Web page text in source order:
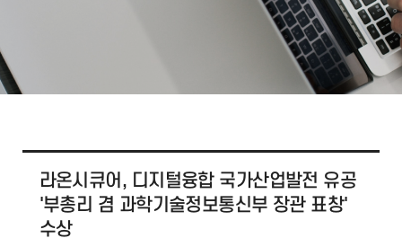
라온시큐어, 디지털융합 국가산업발전 유공
'부총리 겸 과학기술정보통신부 장관 표창'
수상